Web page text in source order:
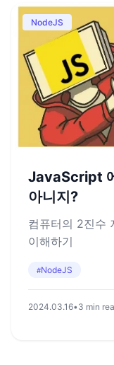
NodeJS
JavaScript
아니지?
컴퓨터의 2진수
이해하기
#NodeJS
2024.03.16•3 min